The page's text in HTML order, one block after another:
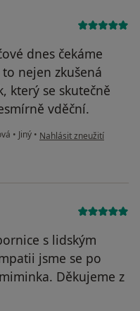
dnes čekáme
nejen zkušená
který se skutečně
vděční.
• Jiný • podle názoru uživatele
Nahlásit zneužití
s lidským
jsme se po
Děkujeme z